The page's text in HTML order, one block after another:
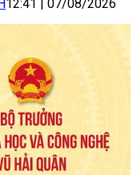
12:41 | 07/08/2026